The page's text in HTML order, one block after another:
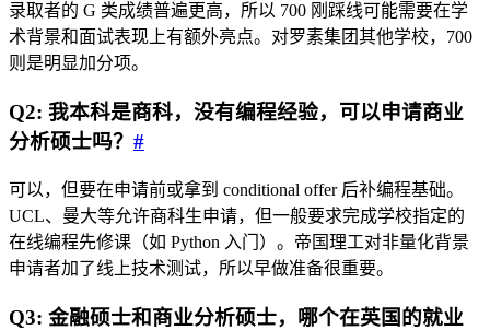
录取者的 G 类成绩普遍更高，所以 700 刚踩线可能需要在学
术背景和面试表现上有额外亮点。对罗素集团其他学校，700
则是明显加分项。
Q2: 我本科是商科，没有编程经验，可以申请商业
分析硕士吗？ #
可以，但要在申请前或拿到 conditional offer 后补编程基础。
UCL、曼大等允许商科生申请，但一般要求完成学校指定的
在线编程先修课（如 Python 入门）。帝国理工对非量化背景
申请者加了线上技术测试，所以早做准备很重要。
Q3: 金融硕士和商业分析硕士，哪个在英国的就业